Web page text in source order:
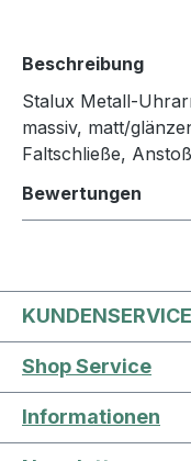
Beschreibung
Stalux Metall-
massiv, matt/
Faltschließe,
Bewertungen
KUNDENSERVICE
Shop Service
Informationen